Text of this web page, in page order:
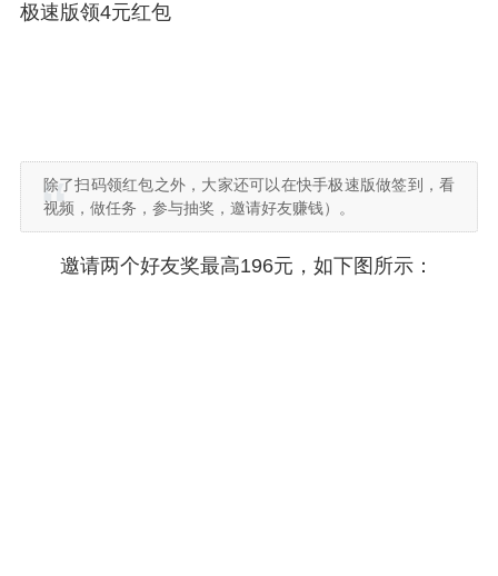
极速版领4元红包
除了扫码领红包之外，大家还可以在快手极速版做签到，看
视频，做任务，参与抽奖，邀请好友赚钱）。
邀请两个好友奖最高196元，如下图所示：